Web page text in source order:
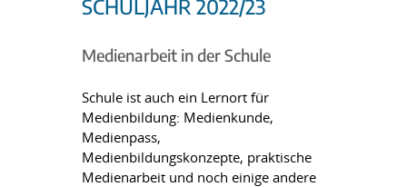
SCHULJAHR 2022/23
Medienarbeit in der Schule
Schule ist auch ein Lernort für
Medienbildung: Medienkunde,
Medienpass,
Medienbildungskonzepte, praktische
Medienarbeit und noch einige andere